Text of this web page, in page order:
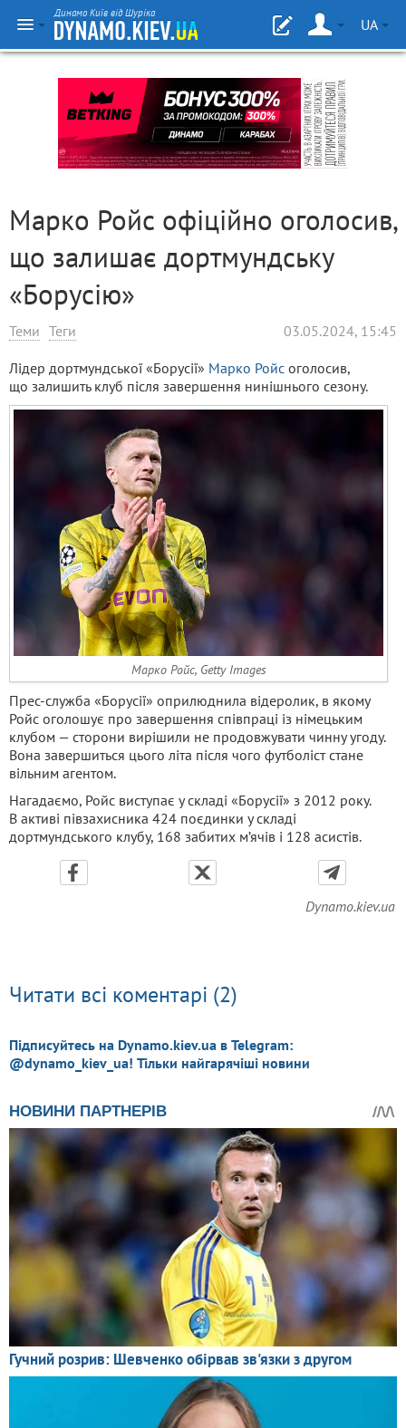
Динамо Київ від Шуріка
UA
Марко Ройс офіційно оголосив,
що залишає дортмундську
«Борусію»
Теми Теги 03.05.2024, 15:45
Лідер дортмундської «Борусії» Марко Ройс оголосив,
що залишить клуб після завершення нинішнього сезону.
Марко Ройс, Getty Images
Прес-служба «Борусії» оприлюднила відеролик, в якому
Ройс оголошує про завершення співпраці із німецьким
клубом — сторони вирішили не продовжувати чинну угоду.
Вона завершиться цього літа після чого футболіст стане
вільним агентом.
Нагадаємо, Ройс виступає у складі «Борусії» з 2012 року.
В активі півзахисника 424 поєдинки у складі
дортмундського клубу, 168 забитих м’ячів і 128 асистів.
Dynamo.kiev.ua
Читати всі коментарі (2)
Підписуйтесь на Dynamo.kiev.ua в Telegram:
@dynamo_kiev_ua! Тільки найгарячіші новини